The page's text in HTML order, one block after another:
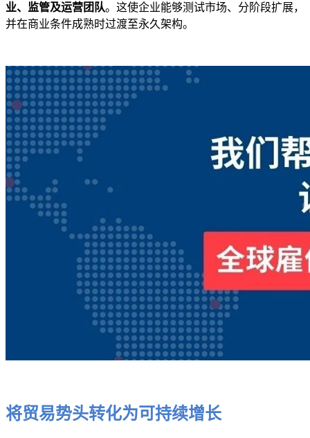
业、监管及运营团队。这使企业能够测试市场、分阶段扩展，
并在商业条件成熟时过渡至永久架构。
将贸易势头转化为可持续增长